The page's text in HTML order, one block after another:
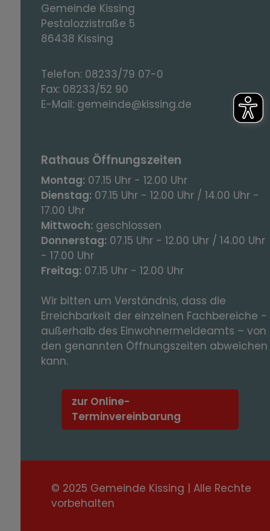
Gemeinde Kissing
Pestalozzistraße 5
86438 Kissing
Telefon: 08233/79 07-0
Fax: 08233/52 90
E-Mail: gemeinde@kissing.de
Rathaus Öffnungszeiten
Montag: 07.15 Uhr - 12.00 Uhr
Dienstag: 07.15 Uhr - 12.00 Uhr / 14.00 Uhr -
17.00 Uhr
Mittwoch: geschlossen
Donnerstag: 07.15 Uhr - 12.00 Uhr / 14.00 Uhr
- 17.00 Uhr
Freitag: 07.15 Uhr - 12.00 Uhr
Wir bitten um Verständnis, dass die
Erreichbarkeit der einzelnen Fachbereiche -
außerhalb des Einwohnermeldeamts – von
den genannten Öffnungszeiten abweichen
kann.
zur Online-
Terminvereinbarung
© 2025 Gemeinde Kissing | Alle Rechte
vorbehalten